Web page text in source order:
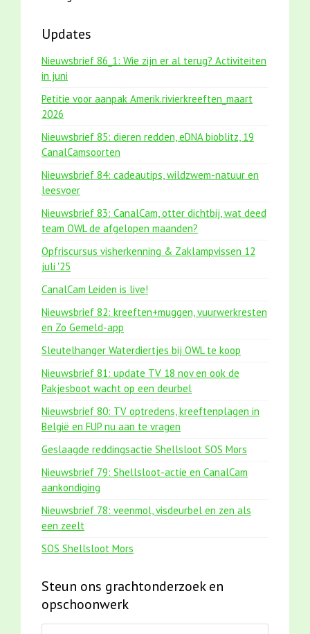
Updates
Nieuwsbrief 86_1: Wie zijn er al terug? Activiteiten
in juni
Petitie voor aanpak Amerik.rivierkreeften_maart
2026
Nieuwsbrief 85: dieren redden, eDNA bioblitz, 19
CanalCamsoorten
Nieuwsbrief 84: cadeautips, wildzwem-natuur en
leesvoer
Nieuwsbrief 83: CanalCam, otter dichtbij, wat deed
team OWL de afgelopen maanden?
Opfriscursus visherkenning & Zaklampvissen 12
juli '25
CanalCam Leiden is live!
Nieuwsbrief 82: kreeften+muggen, vuurwerkresten
en Zo Gemeld-app
Sleutelhanger Waterdiertjes bij OWL te koop
Nieuwsbrief 81: update TV 18 nov en ook de
Pakjesboot wacht op een deurbel
Nieuwsbrief 80: TV optredens, kreeftenplagen in
België en FUP nu aan te vragen
Geslaagde reddingsactie Shellsloot SOS Mors
Nieuwsbrief 79: Shellsloot-actie en CanalCam
aankondiging
Nieuwsbrief 78: veenmol, visdeurbel en zen als
een zeelt
SOS Shellsloot Mors
Steun ons grachtonderzoek en
opschoonwerk